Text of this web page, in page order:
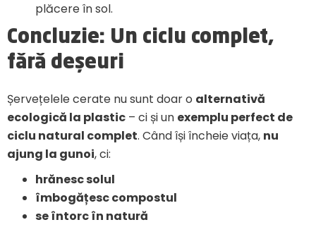
plăcere în sol.
Concluzie: Un ciclu complet,
fără deșeuri
Șervețelele cerate nu sunt doar o alternativă
ecologică la plastic – ci și un exemplu perfect de
ciclu natural complet. Când își încheie viața, nu
ajung la gunoi, ci:
hrănesc solul
îmbogățesc compostul
se întorc în natură